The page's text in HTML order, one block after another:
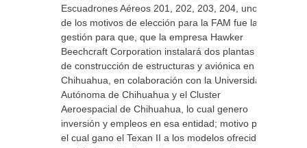
Escuadrones Aéreos 201, 202, 203, 204, uno
de los motivos de elección para la FAM fue la
gestión para que, que la empresa Hawker
Beechcraft Corporation instalará dos plantas
de construcción de estructuras y aviónica en
Chihuahua, en colaboración con la Universidad
Autónoma de Chihuahua y el Cluster
Aeroespacial de Chihuahua, lo cual genero
inversión y empleos en esa entidad; motivo por
el cual gano el Texan II a los modelos ofrecidos